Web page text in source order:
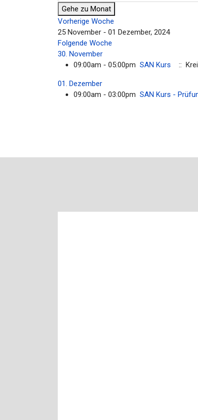
Gehe zu Monat
Vorherige Woche
25 November - 01 Dezember, 2024
Folgende Woche
30. November
09:00am - 05:00pm SAN Kurs ::
01. Dezember
09:00am - 03:00pm SAN Kurs -